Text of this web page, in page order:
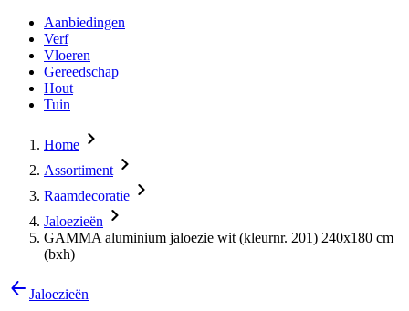
Aanbiedingen
Verf
Vloeren
Gereedschap
Hout
Tuin
Home
Assortiment
Raamdecoratie
Jaloezieën
GAMMA aluminium jaloezie wit (kleurnr. 201) 240x180 cm
(bxh)
Jaloezieën